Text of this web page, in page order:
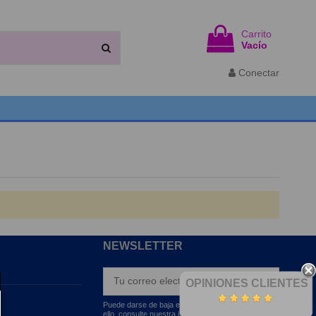
Carrito
Vacío
Conectar
OPINIONES CLIENTES
NEWSLETTER
Puede darse de baja en cualquier momento. Para
ello, consulte nuestra información de contacto en